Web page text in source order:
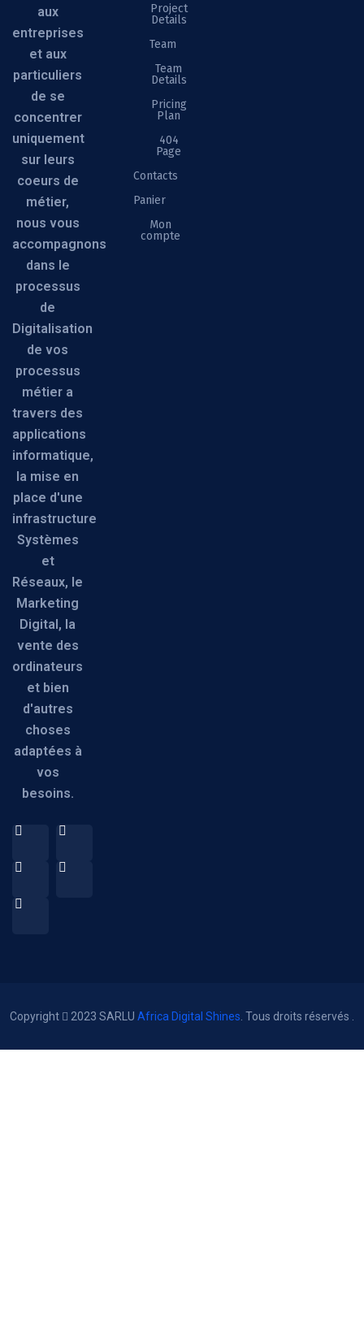
aux
entreprises
et aux
particuliers
de se
concentrer
uniquement
sur leurs
coeurs de
métier,
nous vous
accompagnons
dans le
processus
de
Digitalisation
de vos
processus
métier a
travers des
applications
informatique,
la mise en
place d'une
infrastructure
Systèmes
et
Réseaux, le
Marketing
Digital, la
vente des
ordinateurs
et bien
d'autres
choses
adaptées à
vos
besoins.
Project
Details
Team
Team
Details
Pricing
Plan
404
Page
Contacts
Panier
Mon
compte
Copyright 2023 SARLU Africa Digital Shines . Tous droits réservés .